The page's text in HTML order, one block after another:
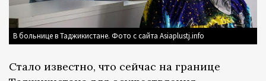
В больнице в Таджикистане. Фото с сайта Asiaplustj.info
Стало известно, что сейчас на границе